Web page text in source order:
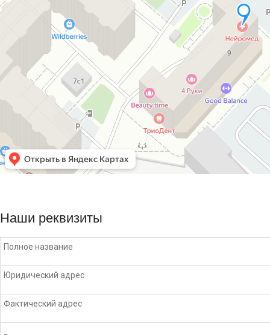
Наши реквизиты
Полное название
Юридический адрес
Фактический адрес